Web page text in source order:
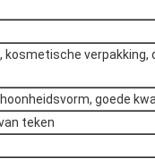
kosmetische verpakking,
goede
teken